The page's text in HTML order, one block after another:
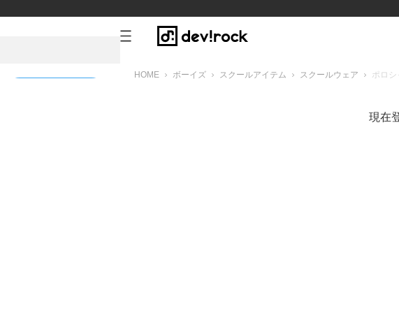
HOME ボーイズ スクールアイテム スクールウェア ポロシ
現在